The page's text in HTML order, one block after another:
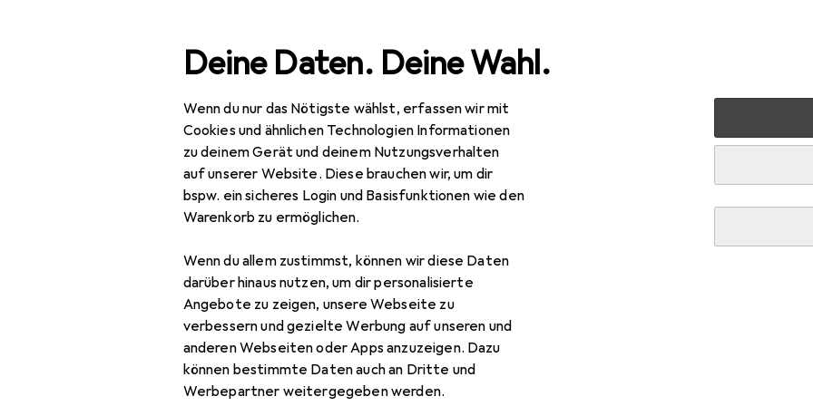
Deine Daten. Deine Wahl.
Wenn du nur das Nötigste wählst, erfassen wir mit
Cookies und ähnlichen Technologien Informationen
zu deinem Gerät und deinem Nutzungsverhalten
auf unserer Website. Diese brauchen wir, um dir
bspw. ein sicheres Login und Basisfunktionen wie den
Warenkorb zu ermöglichen.
Wenn du allem zustimmst, können wir diese Daten
darüber hinaus nutzen, um dir personalisierte
Angebote zu zeigen, unsere Webseite zu
verbessern und gezielte Werbung auf unseren und
anderen Webseiten oder Apps anzuzeigen. Dazu
können bestimmte Daten auch an Dritte und
Werbepartner weitergegeben werden.
Navigation nach Kategorien Gesamtsortiment Büro + Schreibwaren